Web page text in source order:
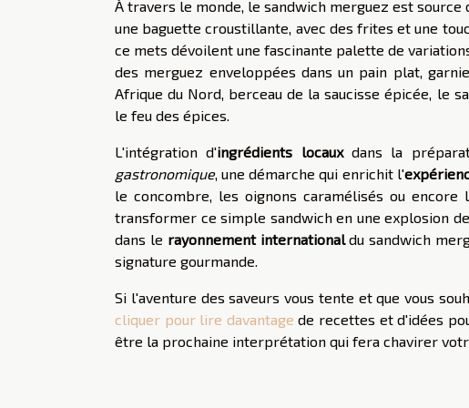
À travers le monde, le sandwich merguez est
une baguette croustillante, avec des frites et une
ce mets dévoilent une fascinante palette de
des merguez enveloppées dans un pain plat,
Afrique du Nord, berceau de la saucisse épicée, le
le feu des épices.
L'intégration d'ingrédients locauxdans la
gastronomique, une démarche qui enrichit l'
le concombre, les oignons caramélisés ou
transformer ce simple sandwich en une explosion
dans le rayonnement international du sandwich
signature gourmande.
Si l'aventure des saveurs vous tente et que vous
cliquer pour lire davantage de recettes et d'idées
être la prochaine interprétation qui fera chavirer